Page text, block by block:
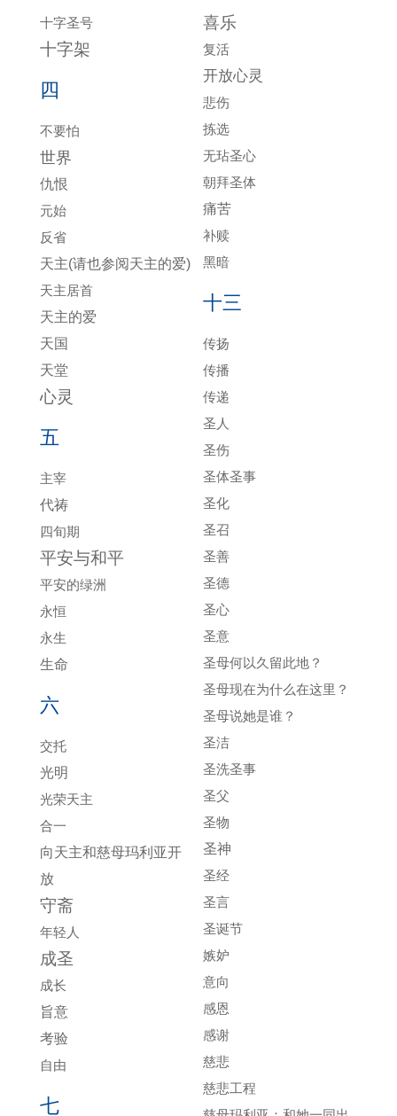
十字圣号
十字架
四
不要怕
世界
仇恨
元始
反省
天主(请也参阅天主的爱)
天主居首
天主的爱
天国
天堂
心灵
五
主宰
代祷
四旬期
平安与和平
平安的绿洲
永恒
永生
生命
六
交托
光明
光荣天主
合一
向天主和慈母玛利亚开
放
守斋
年轻人
成圣
成长
旨意
考验
自由
七
喜乐
复活
开放心灵
悲伤
拣选
无玷圣心
朝拜圣体
痛苦
补赎
黑暗
十三
传扬
传播
传递
圣人
圣伤
圣体圣事
圣化
圣召
圣善
圣德
圣心
圣意
圣母何以久留此地？
圣母现在为什么在这里？
圣母说她是谁？
圣洁
圣洗圣事
圣父
圣物
圣神
圣经
圣言
圣诞节
嫉妒
意向
感恩
感谢
慈悲
慈悲工程